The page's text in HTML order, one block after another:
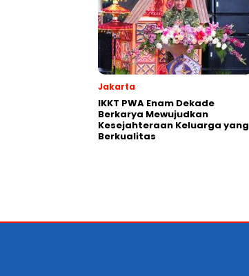
Jakarta
IKKT PWA Enam Dekade
Berkarya Mewujudkan
Kesejahteraan Keluarga yang
Berkualitas